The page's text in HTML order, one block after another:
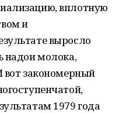
вплотную
и
выросло
надои молока,
вот закономерный
1979 года